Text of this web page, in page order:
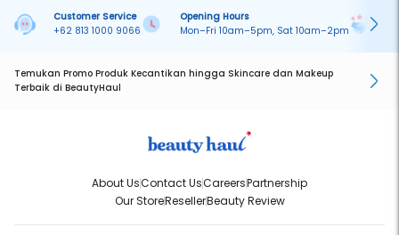
Customer Service
+62 813 1000 9066
Opening Hours
Mon–Fri 10am–5pm, Sat 10am–2pm
Temukan Promo Produk Kecantikan hingga Skincare dan Makeup
Terbaik di BeautyHaul
About UsContact UsCareersPartnership
Our StoreResellerBeauty Review